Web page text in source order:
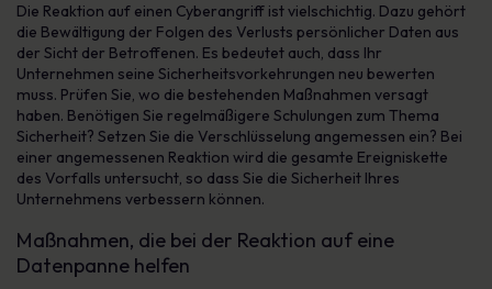
Die Reaktion auf einen Cyberangriff ist vielschichtig. Dazu gehört
die Bewältigung der Folgen des Verlusts persönlicher Daten aus
der Sicht der Betroffenen. Es bedeutet auch, dass Ihr
Unternehmen seine Sicherheitsvorkehrungen neu bewerten
muss. Prüfen Sie, wo die bestehenden Maßnahmen versagt
haben. Benötigen Sie regelmäßigere Schulungen zum Thema
Sicherheit? Setzen Sie die Verschlüsselung angemessen ein? Bei
einer angemessenen Reaktion wird die gesamte Ereigniskette
des Vorfalls untersucht, so dass Sie die Sicherheit Ihres
Unternehmens verbessern können.
Maßnahmen, die bei der Reaktion auf eine
Datenpanne helfen